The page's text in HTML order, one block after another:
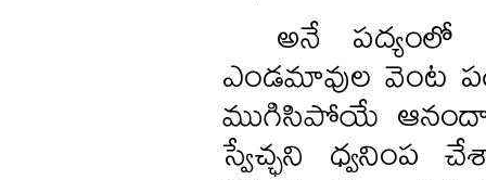
అనే పద్యంలో
ఎండమావుల వెంట
ముగిసిపోయే
స్వేచ్ఛని ధ్వనింప